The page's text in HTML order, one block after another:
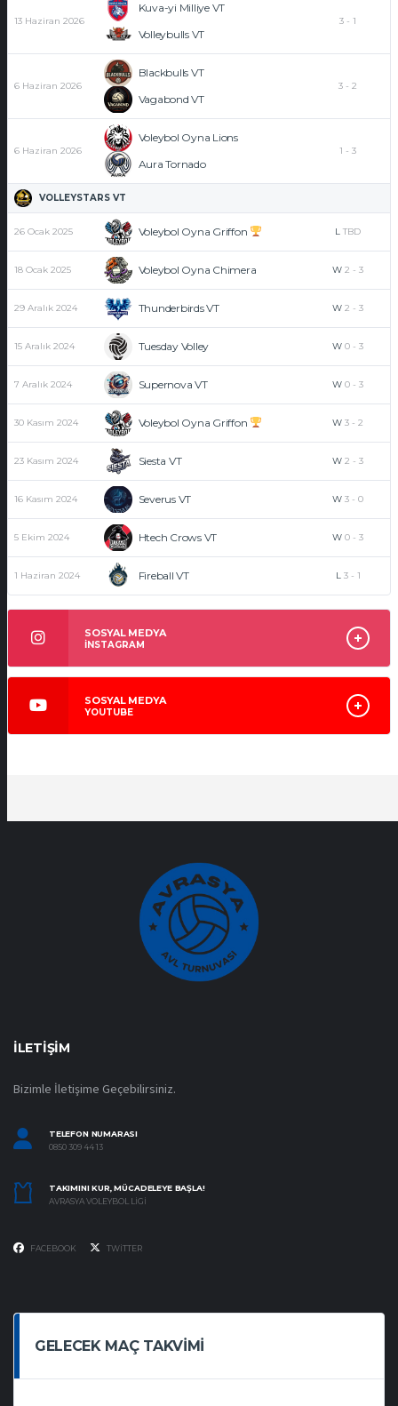
13 Haziran 2026
Kuva-yi Milliye VT
Volleybulls VT
3 - 1
6 Haziran 2026
Blackbulls VT
Vagabond VT
3 - 2
6 Haziran 2026
Voleybol Oyna Lions
Aura Tornado
1 - 3
VOLLEYSTARS VT
26 Ocak 2025 Voleybol Oyna Griffon L TBD
18 Ocak 2025 Voleybol Oyna Chimera W 2 - 3
29 Aralık 2024 Thunderbirds VT W 2 - 3
15 Aralık 2024 Tuesday Volley W 0 - 3
7 Aralık 2024 Supernova VT W 0 - 3
30 Kasım 2024 Voleybol Oyna Griffon W 3 - 2
23 Kasım 2024 Siesta VT W 2 - 3
16 Kasım 2024 Severus VT W 3 - 0
5 Ekim 2024 Htech Crows VT W 0 - 3
1 Haziran 2024 Fireball VT L 3- 1
SOSYAL MEDYA
İNSTAGRAM
SOSYAL MEDYA
YOUTUBE
İLETIŞIM
Bizimle İletişime Geçebilirsiniz.
TELEFON NUMARASI
0850 309 44 13
TAKIMINI KUR, MÜCADELEYE BAŞLA!
AVRASYA VOLEYBOL LIGI
FACEBOOK TWITTER
GELECEK MAÇ TAKVIMI